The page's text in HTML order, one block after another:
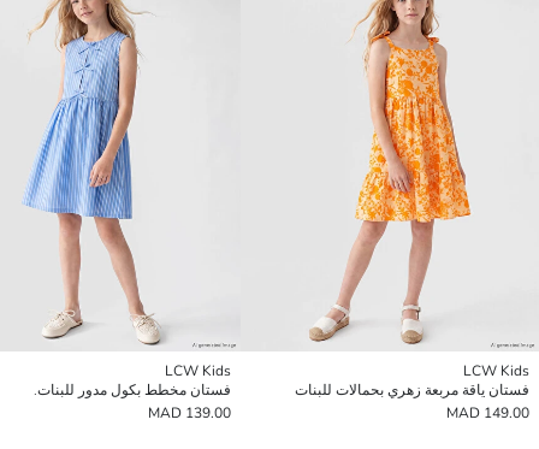
LCW Kids
فستان ياقة مربعة زهري بحمالات للبنات
149.00 MAD
LCW Kids
فستان مخطط بكول مدور للبنات.
139.00 MAD